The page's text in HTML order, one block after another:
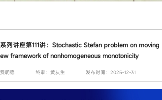
列讲座第111讲：Stochastic Stefan problem on
framework of nonhomogeneous monotonicity
明稳 终审：黄友生 发布时间：2025-12-31